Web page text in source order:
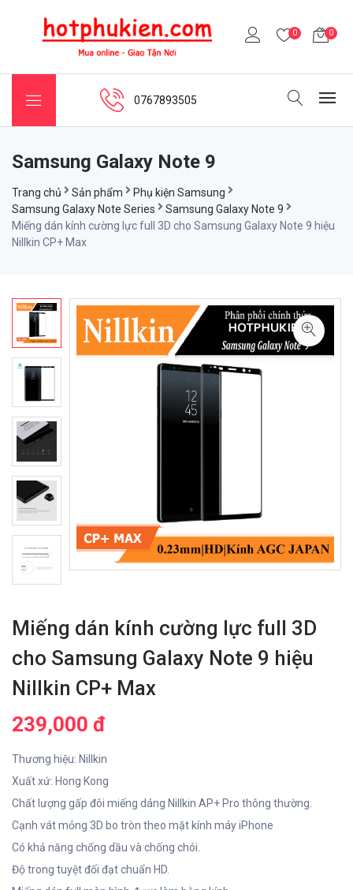
0 0
0767893505
Samsung Galaxy Note 9
Trang chủ Sản phẩm
Phụ kiện Samsung
Samsung Galaxy Note Series
Samsung Galaxy Note 9
Miếng dán kính cường lực full 3D cho Samsung Galaxy Note 9 hiệu
Nillkin CP+ Max
Miếng dán kính cường lực full 3D
cho Samsung Galaxy Note 9 hiệu
Nillkin CP+ Max
239,000 đ
Thương hiệu: Nillkin
Xuất xứ: Hong Kong
Chất lượng gấp đôi miếng dáng Nillkin AP+ Pro thông thường.
Cạnh vát mỏng 3D bo tròn theo mặt kính máy iPhone
Có khả năng chống dầu và chống chói.
Độ trong tuyệt đối đạt chuẩn HD.